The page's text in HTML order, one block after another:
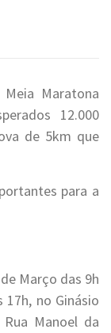
Maratona
12.000
de 5km que
para a
Março das 9h
no Ginásio
Manoel da